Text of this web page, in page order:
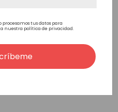
2 3 4
tus datos para
nuestra política de privacidad.